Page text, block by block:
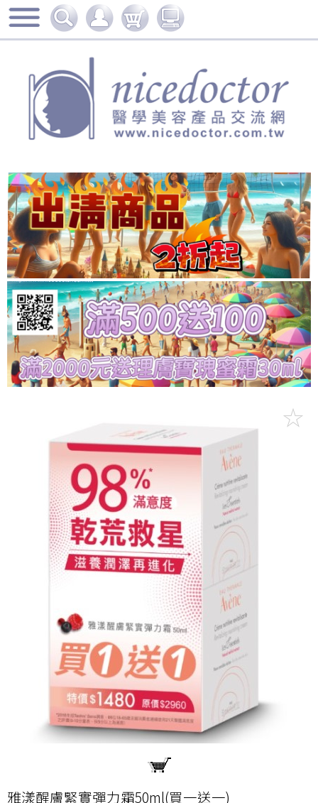
雅漾醒膚緊實彈力霜50ml(買一送一)